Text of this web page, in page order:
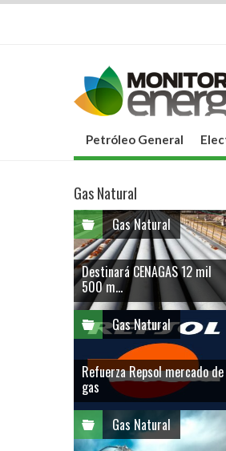
Petróleo General
Gas Natural
Gas Natural
Destinará CENAGAS 12 mil
500 m...
Gas Natural
Refuerza Repsol mercado de
gas
Gas Natural